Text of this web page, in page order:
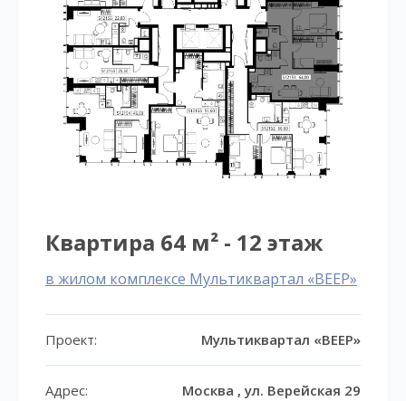
Квартира 64 м² - 12 этаж
в жилом комплексе Мультиквартал «ВЕЕР»
Проект: Мультиквартал «ВЕЕР»
Адрес: Москва , ул. Верейская 29